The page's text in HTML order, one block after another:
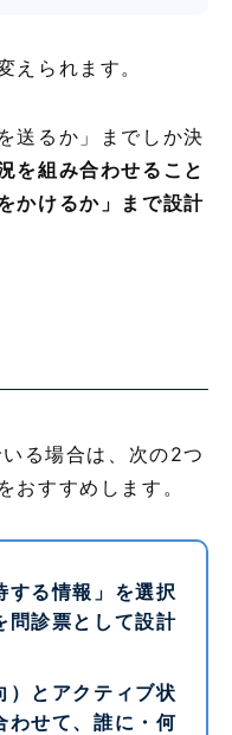
えられます。
送るか」までしか決
を組み合わせること
かけるか」まで設計
る場合は、次の2つ
おすすめします。
する情報」を選択
問診票として設計
）とアクティブ状
わせて、誰に・何